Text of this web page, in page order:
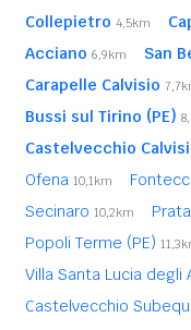
Collepietro 4,5km
Acciano 6,9km San
Carapelle Calvisio
Bussi sul Tirino (PE)
Castelvecchio
Ofena 10,1km
Secinaro 10,2km
Popoli Terme (PE)
Villa Santa Lucia degli
Castelvecchio